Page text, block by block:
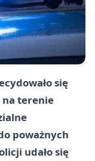
się
na terenie
poważnych
udało się